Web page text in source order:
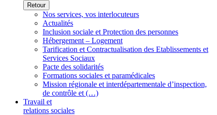
Retour
Nos services, vos interlocuteurs
Actualités
Inclusion sociale et Protection des personnes
Hébergement – Logement
Tarification et Contractualisation des Etablissements et
Services Sociaux
Pacte des solidarités
Formations sociales et paramédicales
Mission régionale et interdépartementale d’inspection,
de contrôle et (…)
Travail et
relations sociales